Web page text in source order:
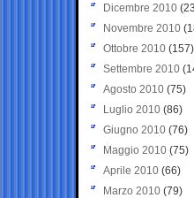
Dicembre 2010
Novembre 2010
Ottobre 2010 (157)
Settembre 2010
Agosto 2010 (75)
Luglio 2010 (86)
Giugno 2010 (76)
Maggio 2010 (75)
Aprile 2010 (66)
Marzo 2010 (79)